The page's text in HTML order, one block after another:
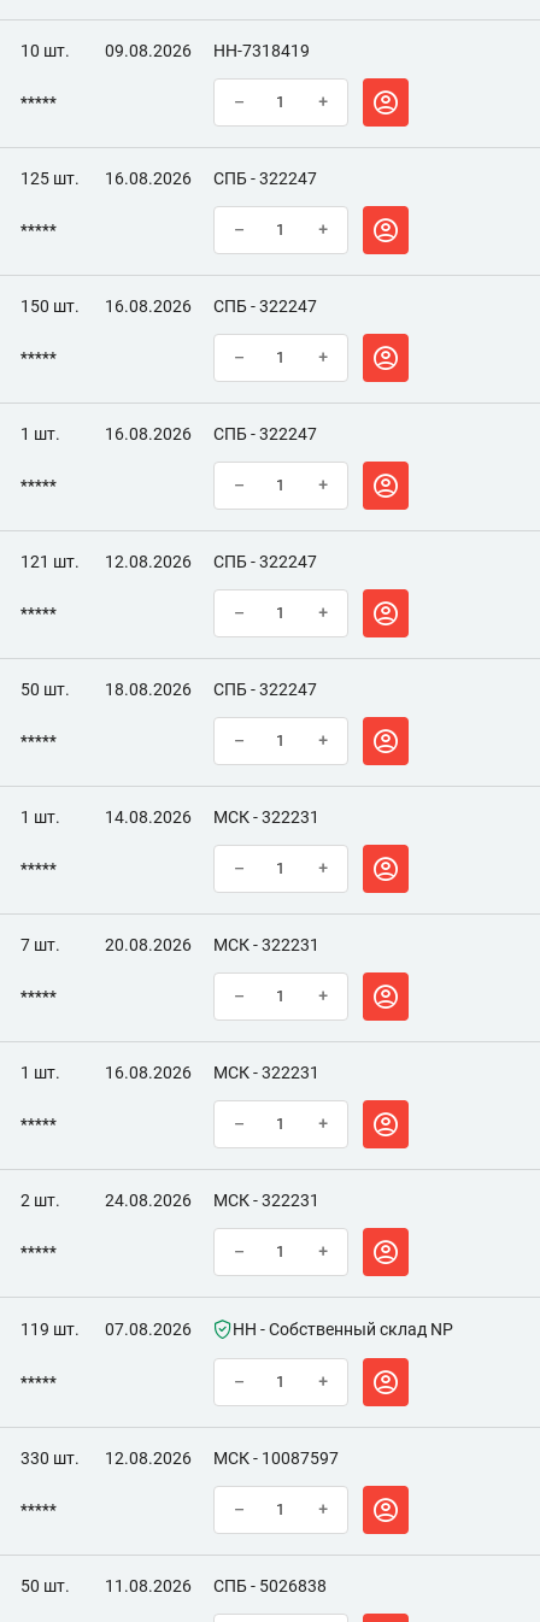
10 шт. 09.08.2026 НН-7318419
***** – +
125 шт. 16.08.2026 СПБ - 322247
***** – +
150 шт. 16.08.2026 СПБ - 322247
***** – +
1 шт. 16.08.2026 СПБ - 322247
***** – +
121 шт. 12.08.2026 СПБ - 322247
***** – +
50 шт. 18.08.2026 СПБ - 322247
***** – +
1 шт. 14.08.2026 МСК - 322231
***** – +
7 шт. 20.08.2026 МСК - 322231
***** – +
1 шт. 16.08.2026 МСК - 322231
***** – +
2 шт. 24.08.2026 МСК - 322231
***** – +
119 шт. 07.08.2026 НН - Собственный склад NP
***** – +
330 шт. 12.08.2026 МСК - 10087597
***** – +
50 шт. 11.08.2026 СПБ - 5026838